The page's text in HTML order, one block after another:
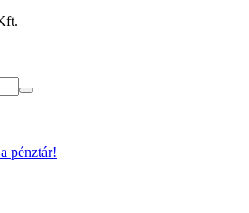
pénztár!